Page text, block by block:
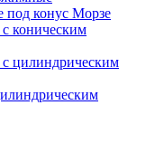
под конус Морзе
коническим
цилиндрическим